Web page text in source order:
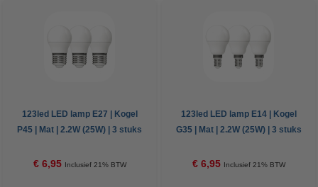
123led LED lamp E27 | Kogel
P45 | Mat | 2.2W (25W) | 3 stuks
€ 6,95 Inclusief 21% BTW
123led LED lamp E14 | Kogel
G35 | Mat | 2.2W (25W) | 3 stuks
€ 6,95 Inclusief 21% BTW